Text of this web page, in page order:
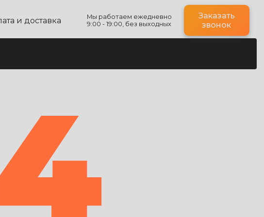
и доставка
Мы работаем ежедневно
9:00 - 19:00, без выходных
Заказать
звонок